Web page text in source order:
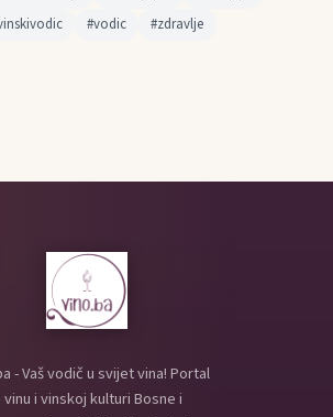
#vodic #zdravlje
- Vaš vodič u svijet vina! Portal
vinu i vinskoj kulturi Bosne i